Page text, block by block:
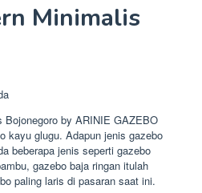
Minimalis
Bojonegoro by ARINIE GAZEBO
kayu glugu. Adapun jenis gazebo
beberapa jenis seperti gazebo
gazebo baja ringan itulah
paling laris di pasaran saat ini.